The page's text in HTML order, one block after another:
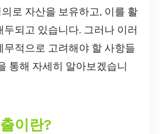
로 자산을 보유하고, 이를 활
두되고 있습니다. 그러나 이러
무적으로 고려해야 할 사항들
통해 자세히 알아보겠습니
이란?